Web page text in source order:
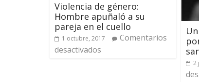
Violencia de género:
Hombre apuñaló a su
pareja en el cuello
1 octubre, 2017
Comentarios
desactivados
2